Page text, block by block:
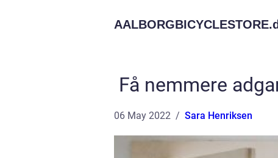
AALBORGBICYCLESTORE.
Få nemmere
06 May 2022 Sara Henriksen